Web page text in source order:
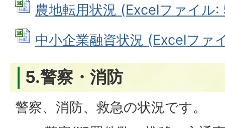
農地転用状況 (Excelファイル:
中小企業融資状況 (Excelファ
5.警察・消防
警察、消防、救急の状況です。